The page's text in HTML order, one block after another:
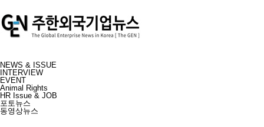
NEWS & ISSUE
INTERVIEW
EVENT
Animal Rights
HR Issue & JOB
포토뉴스
동영상뉴스